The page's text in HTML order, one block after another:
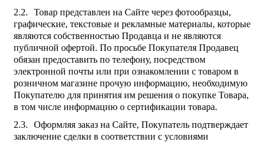
Товар представлен на Сайте через фотообразцы,
графические, текстовые и рекламные материалы, которые
являются собственностью Продавца и не являются
публичной офертой. По просьбе Покупателя Продавец
обязан предоставить по телефону, посредством
электронной почты или при ознакомлении с товаром в
розничном магазине прочую информацию, необходимую
Покупателю для принятия им решения о покупке Товара,
в том числе информацию о сертификации товара.
Оформляя заказ на Сайте, Покупатель подтверждает
заключение сделки в соответствии с условиями